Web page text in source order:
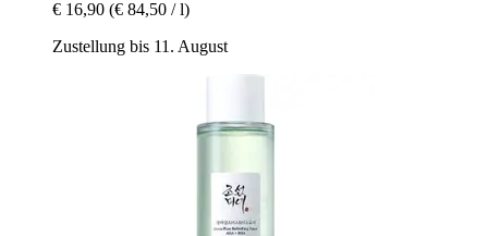
€ 16,90 (€ 84,50 / l)
Zustellung bis 11. August